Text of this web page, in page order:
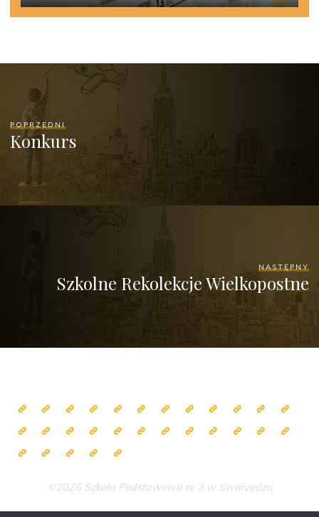
POPRZEDNI
Konkurs
NASTĘPNY
Szkolne Rekolekcje Wielkopostne
©2026 Szkoła Podstawowa nr 3 w Swarzędzu